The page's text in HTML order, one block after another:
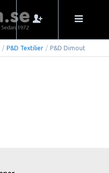
/ P&D Textilier / P&D Dimout